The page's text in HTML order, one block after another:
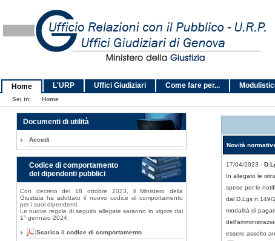
Home L'URP Uffici Giudiziari Come fare per...
Sei in: Home
Novità
17/04/2023 -
In allegato le
spese per le
dal D.Lgs n.149/
modalità di
essere assolto
Documenti di utilità
Accedi
Codice di comportamento
dei dipendenti pubblici
Con decreto del 18 ottobre 2023, il Ministero della
Giustizia ha adottato il nuovo codice di comportamento
per i suoi dipendenti.
Le nuove regole di seguito allegate saranno in vigore dal
1° gennaio 2024.
Scarica il codice di comportamento